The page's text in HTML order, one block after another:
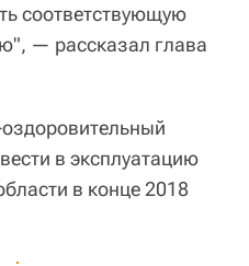
соответствующую
— рассказал глава
в эксплуатацию
в конце 2018